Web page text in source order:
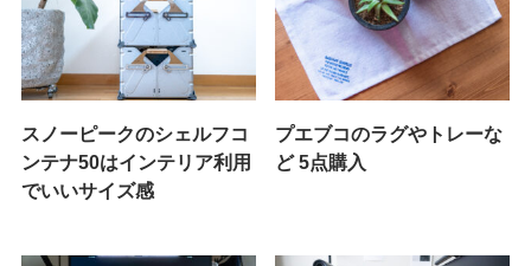
スノーピークのシェルフコ
ンテナ50はインテリア利用
でいいサイズ感
プエブコのラグやトレーな
ど 5点購入